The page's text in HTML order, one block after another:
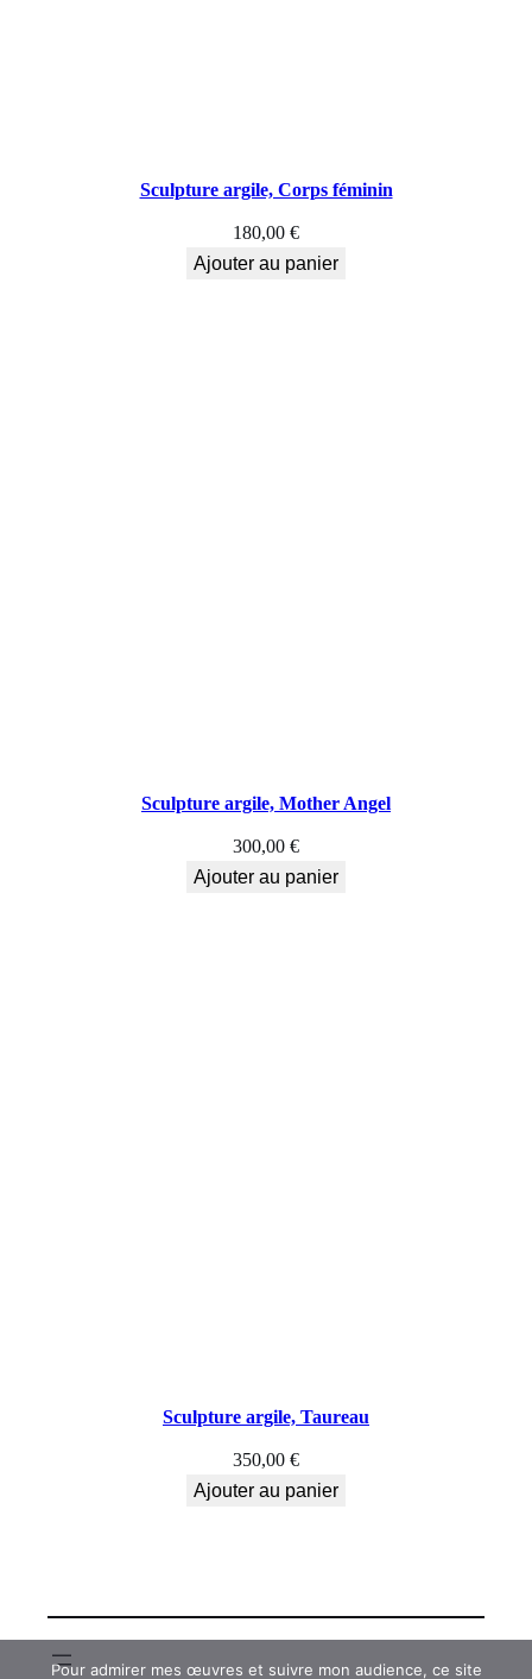
Sculpture argile, Corps féminin
180,00 €
Ajouter au panier
Sculpture argile, Mother Angel
300,00 €
Ajouter au panier
Sculpture argile, Taureau
350,00 €
Ajouter au panier
Pour admirer mes œuvres et suivre mon audience, ce site